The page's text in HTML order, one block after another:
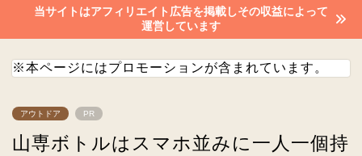
当サイトはアフィリエイト広告を掲載しその収益によって
運営しています
※本ページにはプロモーションが含まれています。
アウトドア PR
山専ボトルはスマホ並みに一人一個持